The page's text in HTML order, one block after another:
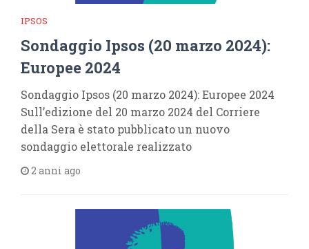
IPSOS
Sondaggio Ipsos (20 marzo 2024):
Europee 2024
Sondaggio Ipsos (20 marzo 2024): Europee 2024
Sull’edizione del 20 marzo 2024 del Corriere
della Sera è stato pubblicato un nuovo
sondaggio elettorale realizzato
2 anni ago